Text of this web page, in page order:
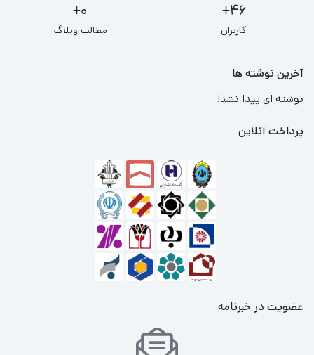
46+
کاربران
0+
مطالب وبلاگ
آخرین نوشته ها
نوشته ای پیدا نشد!
پرداخت آنلاین
عضویت در خبرنامه